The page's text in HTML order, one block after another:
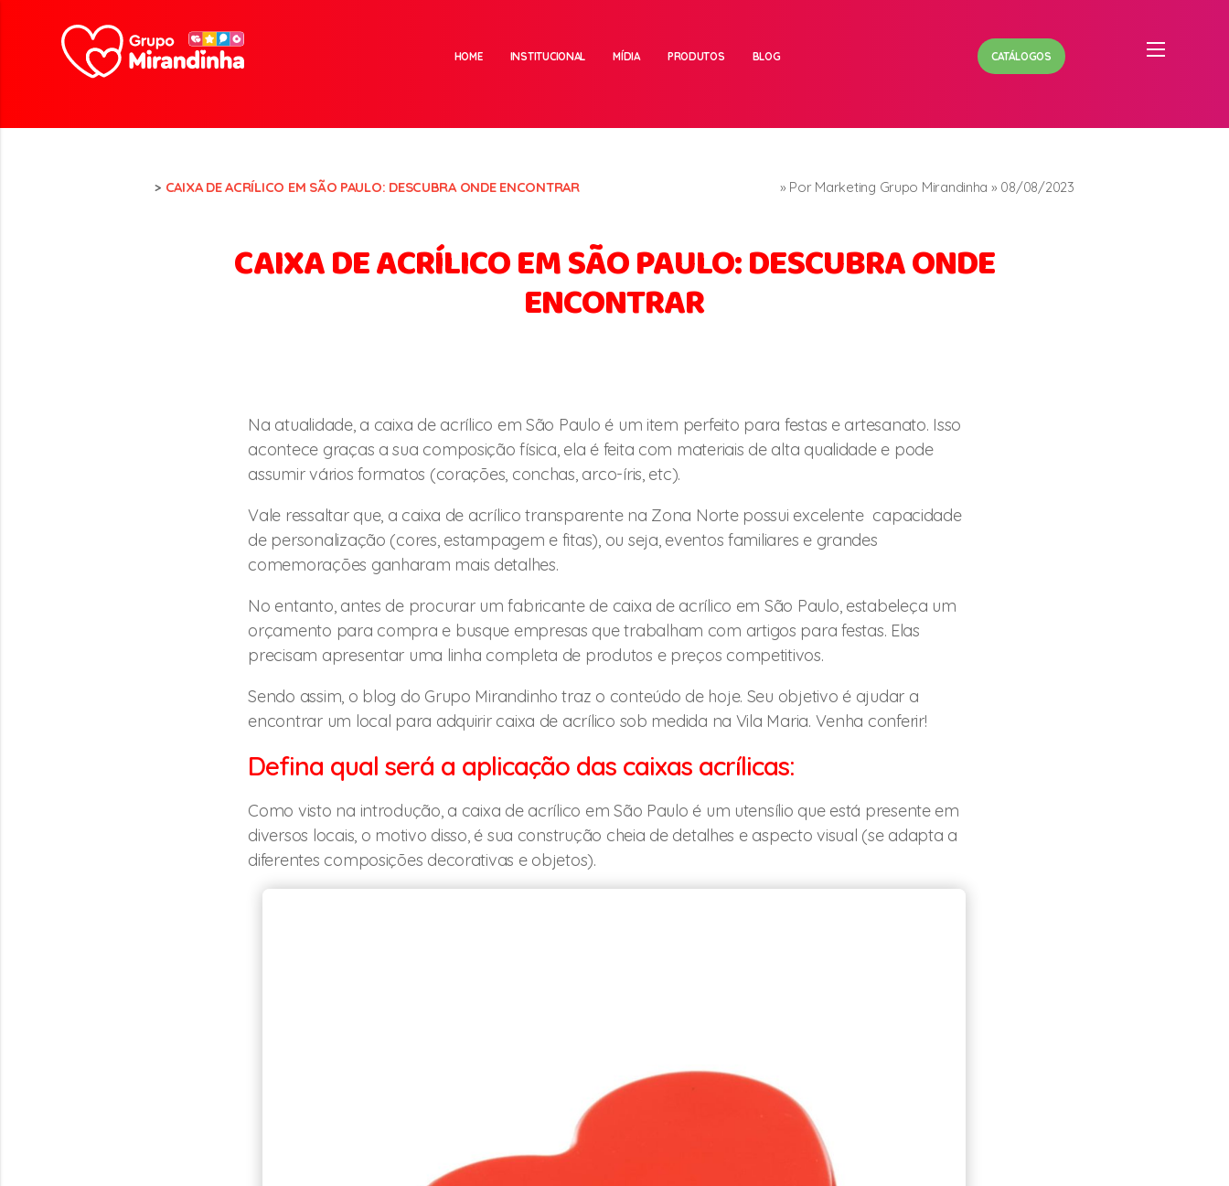
HOME INSTITUCIONAL MÍDIA PRODUTOS BLOG CATÁLOGOS
> CAIXA DE ACRÍLICO EM SÃO PAULO: DESCUBRA ONDE ENCONTRAR » Por Marketing Grupo Mirandinha » 08/08/2023
CAIXA DE ACRÍLICO EM SÃO PAULO: DESCUBRA ONDE
ENCONTRAR
Na atualidade, a caixa de acrílico em São Paulo é um item perfeito para festas e artesanato. Isso
acontece graças a sua composição física, ela é feita com materiais de alta qualidade e pode
assumir vários formatos (corações, conchas, arco-íris, etc).
Vale ressaltar que, a caixa de acrílico transparente na Zona Norte possui excelente capacidade
de personalização (cores, estampagem e fitas), ou seja, eventos familiares e grandes
comemorações ganharam mais detalhes.
No entanto, antes de procurar um fabricante de caixa de acrílico em São Paulo, estabeleça um
orçamento para compra e busque empresas que trabalham com artigos para festas. Elas
precisam apresentar uma linha completa de produtos e preços competitivos.
Sendo assim, o blog do Grupo Mirandinho traz o conteúdo de hoje. Seu objetivo é ajudar a
encontrar um local para adquirir caixa de acrílico sob medida na Vila Maria. Venha conferir!
Defina qual será a aplicação das caixas acrílicas:
Como visto na introdução, a caixa de acrílico em São Paulo é um utensílio que está presente em
diversos locais, o motivo disso, é sua construção cheia de detalhes e aspecto visual (se adapta a
diferentes composições decorativas e objetos).